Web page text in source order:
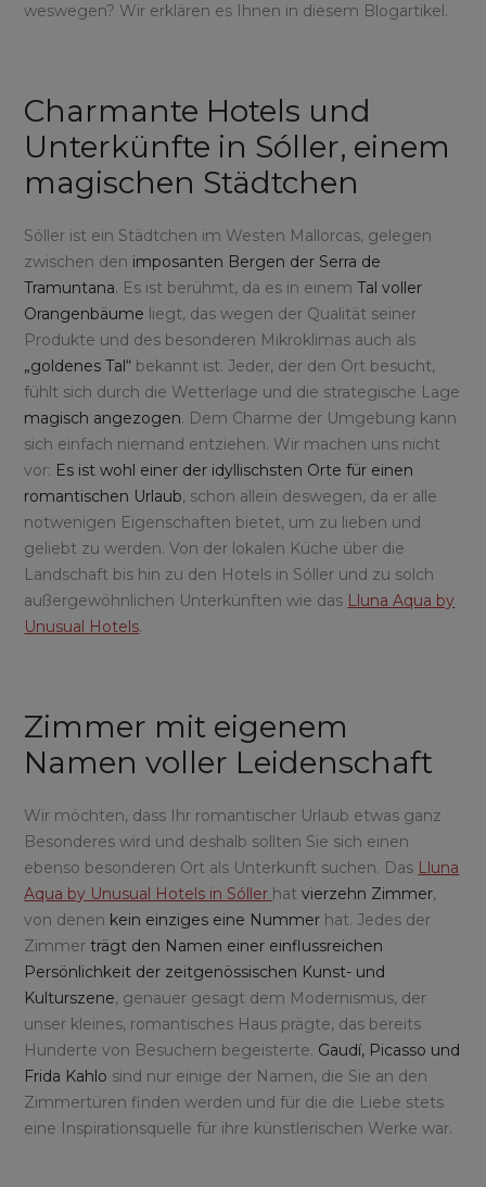
weswegen? Wir erklären es Ihnen in diesem Blogartikel.
Charmante Hotels und
Unterkünfte in Sóller, einem
magischen Städtchen
Sóller ist ein Städtchen im Westen Mallorcas, gelegen
zwischen den imposanten Bergen der Serra de
Tramuntana. Es ist berühmt, da es in einemTal voller
Orangenbäume liegt, das wegen der Qualität seiner
Produkte und des besonderen Mikroklimas auch als
„goldenes Tal“ bekannt ist. Jeder, der den Ort besucht,
fühlt sich durch die Wetterlage und die strategische Lage
magisch angezogen. Dem Charme der Umgebung kann
sich einfach niemand entziehen. Wir machen uns nicht
vor: Es ist wohl einer der idyllischsten Orte für einen
romantischen Urlaub, schon allein deswegen, da er alle
notwenigen Eigenschaften bietet, um zu lieben und
geliebt zu werden. Von der lokalen Küche über die
Landschaft bis hin zu den Hotels in Sóller und zu solch
außergewöhnlichen Unterkünften wie das Lluna Aqua by
Unusual Hotels.
Zimmer mit eigenem
Namen voller Leidenschaft
Wir möchten, dass Ihr romantischer Urlaub etwas ganz
Besonderes wird und deshalb sollten Sie sich einen
ebenso besonderen Ort als Unterkunft suchen. Das Lluna
Aqua by Unusual Hotels in Sóller hatvierzehn Zimmer,
von denen kein einziges eine Nummer hat. Jedes der
Zimmerträgt den Namen einer einflussreichen
Persönlichkeit der zeitgenössischen Kunst- und
Kulturszene, genauer gesagt dem Modernismus, der
unser kleines, romantisches Haus prägte, das bereits
Hunderte von Besuchern begeisterte. Gaudí, Picasso und
Frida Kahlo sind nur einige der Namen, die Sie an den
Zimmertüren finden werden und für die die Liebe stets
eine Inspirationsquelle für ihre künstlerischen Werke war.